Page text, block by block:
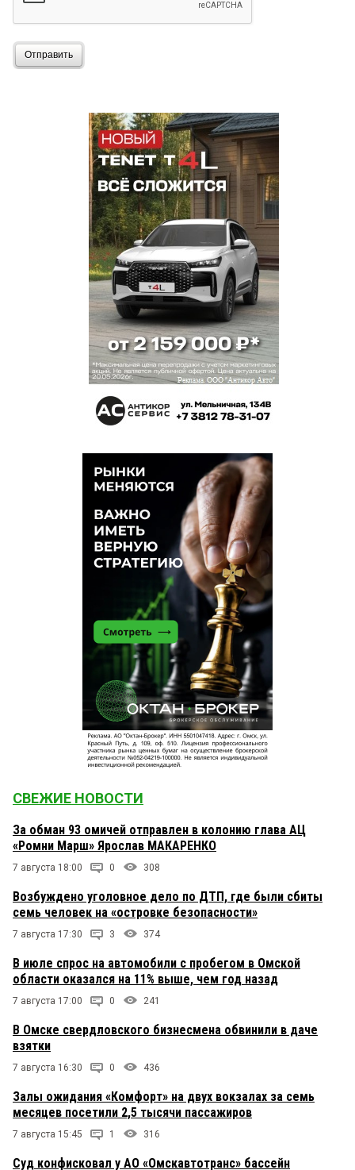
Отправить
СВЕЖИЕ НОВОСТИ
За обман 93 омичей отправлен в колонию глава АЦ
«Ромни Марш» Ярослав МАКАРЕНКО
7 августа 18:00 0 308
Возбуждено уголовное дело по ДТП, где были сбиты
семь человек на «островке безопасности»
7 августа 17:30 3 374
В июле спрос на автомобили с пробегом в Омской
области оказался на 11% выше, чем год назад
7 августа 17:00 0 241
В Омске свердловского бизнесмена обвинили в даче
взятки
7 августа 16:30 0 436
Залы ожидания «Комфорт» на двух вокзалах за семь
месяцев посетили 2,5 тысячи пассажиров
7 августа 15:45 1 316
Суд конфисковал у АО «Омскавтотранс» бассейн